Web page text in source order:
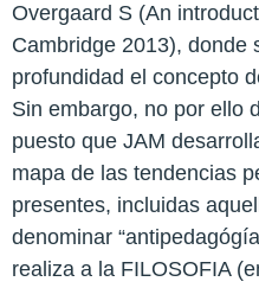
Overgaard S (An
Cambridge 2013), donde
profundidad el concepto
Sin embargo, no por ello
puesto que JAM
mapa de las tendencias
presentes, incluidas
denominar
realiza a la FILOSOFIA